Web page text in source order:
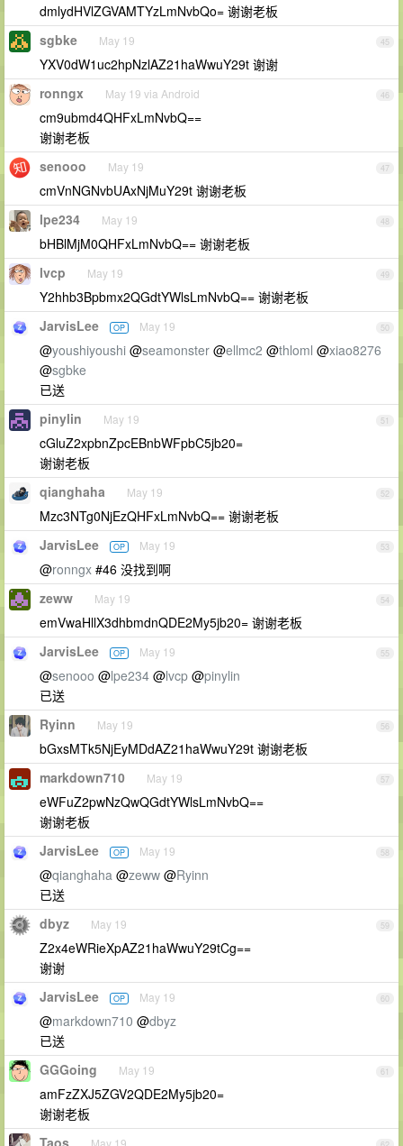
dmlydHVlZGVAMTYzLmNvbQo= 谢谢老板
45
sgbke May 19
YXV0dW1uc2hpNzlAZ21haWwuY29t 谢谢
46
ronngx May 19 via Android
cm9ubmd4QHFxLmNvbQ==
谢谢老板
47
senooo May 19
cmVnNGNvbUAxNjMuY29t 谢谢老板
48
lpe234 May 19
bHBlMjM0QHFxLmNvbQ== 谢谢老板
49
lvcp May 19
Y2hhb3Bpbmx2QGdtYWlsLmNvbQ== 谢谢老板
50
JarvisLee OP May 19
@youshiyoushi @seamonster @ellmc2 @thloml @xiao8276
@sgbke
已送
51
pinylin May 19
cGluZ2xpbnZpcEBnbWFpbC5jb20=
谢谢老板
52
qianghaha May 19
Mzc3NTg0NjEzQHFxLmNvbQ== 谢谢老板
53
JarvisLee OP May 19
@ronngx #46 没找到啊
54
zeww May 19
emVwaHllX3dhbmdnQDE2My5jb20= 谢谢老板
55
JarvisLee OP May 19
@senooo @lpe234 @lvcp @pinylin
已送
56
Ryinn May 19
bGxsMTk5NjEyMDdAZ21haWwuY29t 谢谢老板
57
markdown710 May 19
eWFuZ2pwNzQwQGdtYWlsLmNvbQ==
谢谢老板
58
JarvisLee OP May 19
@qianghaha @zeww @Ryinn
已送
59
dbyz May 19
Z2x4eWRieXpAZ21haWwuY29tCg==
谢谢
60
JarvisLee OP May 19
@markdown710 @dbyz
已送
61
GGGoing May 19
amFzZXJ5ZGV2QDE2My5jb20=
谢谢老板
Taos May 19